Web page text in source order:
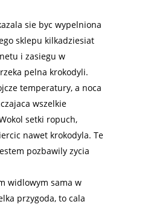
sie byc wypelniona
sklepu kilkadziesiat
i zasiegu w
pelna krokodyli.
temperatury, a noca
wszelkie
setki ropuch,
nawet krokodyla. Te
pozbawily zycia
widlowym sama w
przygoda, to cala